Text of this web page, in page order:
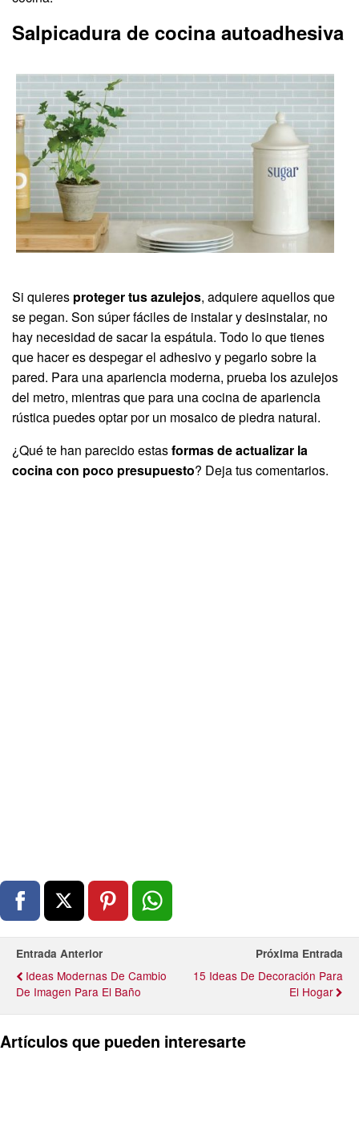
Salpicadura de cocina autoadhesiva
Si quieres proteger tus azulejos, adquiere aquellos que
se pegan. Son súper fáciles de instalar y desinstalar, no
hay necesidad de sacar la espátula. Todo lo que tienes
que hacer es despegar el adhesivo y pegarlo sobre la
pared. Para una apariencia moderna, prueba los azulejos
del metro, mientras que para una cocina de apariencia
rústica puedes optar por un mosaico de piedra natural.
¿Qué te han parecido estasformas de actualizar la
cocina con poco presupuesto? Deja tus comentarios.
Entrada Anterior
Ideas Modernas De Cambio
De Imagen Para El Baño
Próxima Entrada
15 Ideas De Decoración Para
El Hogar
Artículos que pueden interesarte